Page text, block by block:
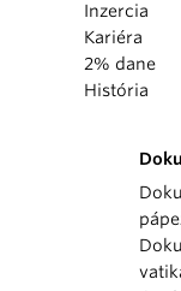
Inzercia
Kariéra
2% dane
História